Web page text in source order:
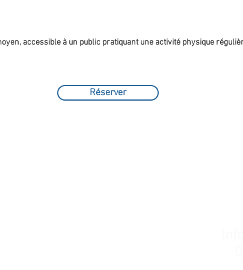
accessible à un public pratiquant une activité physique
Réserver